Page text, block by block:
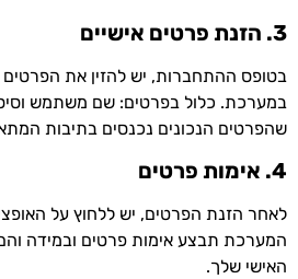
3. הזנת פרטים אישיים
בטופס ההתחברות, יש להזין את הפרטים
במערכת. כלול בפרטים: שם משתמש
שהפרטים הנכונים נכנסים בתיבות
4. אימות פרטים
לאחר הזנת הפרטים, יש ללחוץ על
המערכת תבצע אימות פרטים ובמידה
האישי שלך.